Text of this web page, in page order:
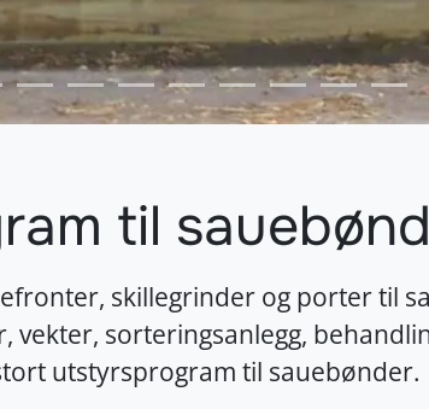
til
skillegrinder og porter til
sorteringsanlegg,
utstyrsprogram til sauebønder.